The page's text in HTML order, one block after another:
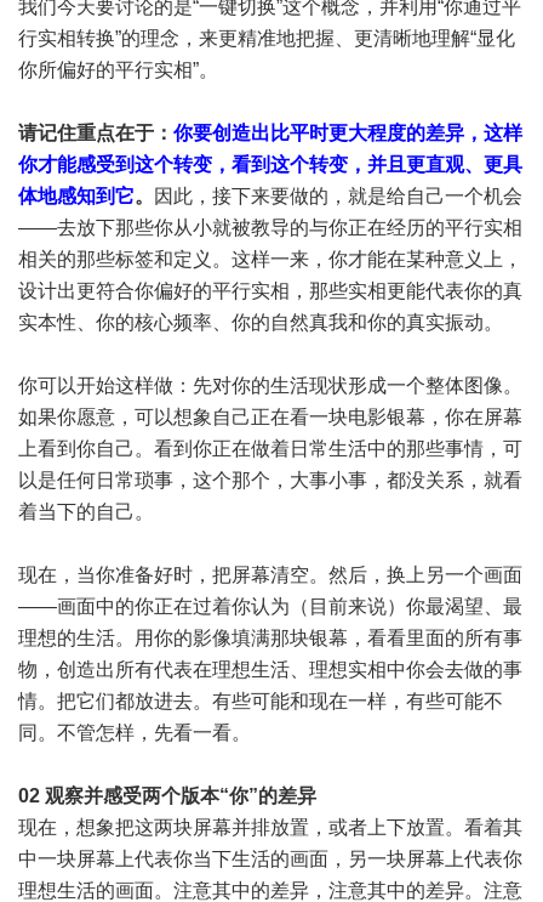
我们今天要讨论的是“一键切换”这个概念，并利用“你通过平
行实相转换”的理念，来更精准地把握、更清晰地理解“显化
你所偏好的平行实相”。
请记住重点在于： 你要创造出比平时更大程度的差异，这样
你才能感受到这个转变，看到这个转变，并且更直观、更具
体地感知到它。
因此，接下来要做的，就是给自己一个机会
——去放下那些你从小就被教导的与你正在经历的平行实相
相关的那些标签和定义。这样一来，你才能在某种意义上，
设计出更符合你偏好的平行实相，那些实相更能代表你的真
实本性、你的核心频率、你的自然真我和你的真实振动。
你可以开始这样做：先对你的生活现状形成一个整体图像。
如果你愿意，可以想象自己正在看一块电影银幕，你在屏幕
上看到你自己。看到你正在做着日常生活中的那些事情，可
以是任何日常琐事，这个那个，大事小事，都没关系，就看
着当下的自己。
现在，当你准备好时，把屏幕清空。然后，换上另一个画面
——画面中的你正在过着你认为（目前来说）你最渴望、最
理想的生活。用你的影像填满那块银幕，看看里面的所有事
物，创造出所有代表在理想生活、理想实相中你会去做的事
情。把它们都放进去。有些可能和现在一样，有些可能不
同。不管怎样，先看一看。
02 观察并感受两个版本“你”的差异
现在，想象把这两块屏幕并排放置，或者上下放置。看着其
中一块屏幕上代表你当下生活的画面，另一块屏幕上代表你
理想生活的画面。注意其中的差异，注意其中的差异。注意